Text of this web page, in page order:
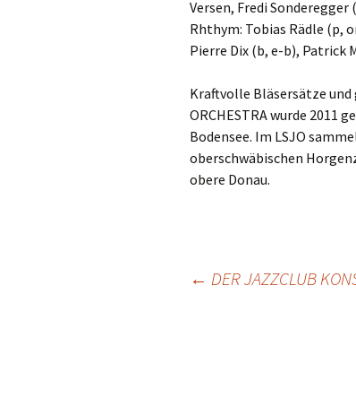
Versen, Fredi
Rhthym: Tobias Rädle (p,
Pierre Dix (b, e-b), Patrick
Kraftvolle Bläsersätze und
ORCHESTRA wurde
Bodensee. Im LSJO
oberschwäbischen
obere Donau.
← DER JAZZCLUB